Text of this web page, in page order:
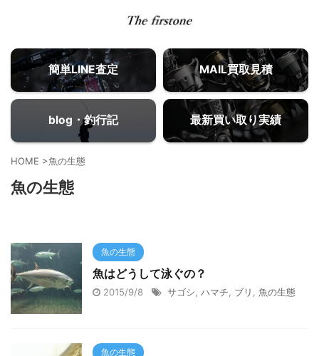
簡単LINE査定 MAIL買取見積
blog・釣行記 最新買い取り実績
HOME >魚の生態
魚の生態
魚の生態
魚はどうして泳ぐの？
2015/9/8 サゴシ ハマチ ブリ 魚の生態
魚の生態